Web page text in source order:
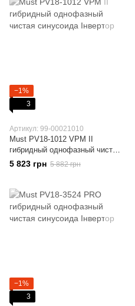
−1%
3
Артикул: 99-00021010
Must PV18-1012 VPM II
гибридный однофазный чистая
синусоида Інвертор
5 823 грн 5 882 грн
−1%
3